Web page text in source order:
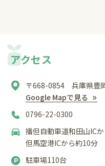
アクセス
〒668-0854 兵庫県豊
Google Mapで見る
0796-22-0300
播但自動車道和田山IC
但馬空港ICから約10分
駐車場110台